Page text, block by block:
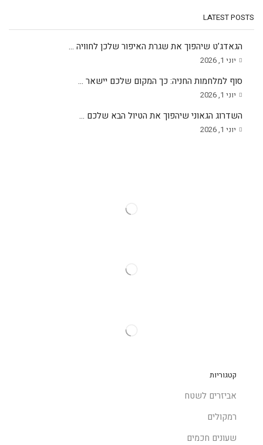
LATEST POSTS
הגאדג’ט שיהפוך את שגרת האיפור שלכן לחוויה ...
יוני 1, 2026
סוף למלחמות החניה: כך המקום שלכם יישאר ...
יוני 1, 2026
השדרוג הגאוני שיהפוך את הטיול הבא שלכם ...
יוני 1, 2026
קטגוריות
אביזרים לשטח
רמקולים
שעונים חכמים